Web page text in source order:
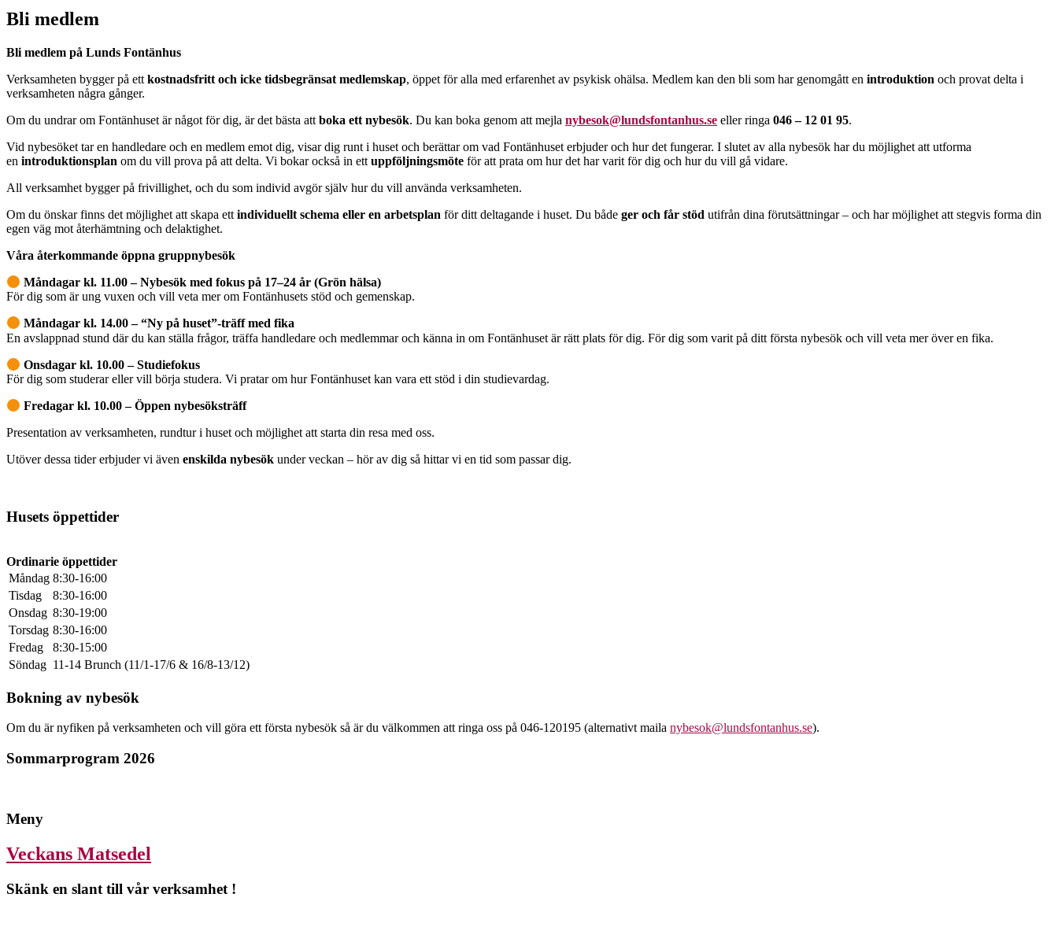
Bli medlem
Bli medlem på Lunds Fontänhus
Verksamheten bygger på ett kostnadsfritt och icke tidsbegränsat medlemskap, öppet för alla med erfarenhet av psykisk ohälsa. Medlem kan den bli som har genomgått en introduktion och provat delta i
verksamheten några gånger.
Om du undrar om Fontänhuset är något för dig, är det bästa att boka ett nybesök. Du kan boka genom att mejla nybesok@lundsfontanhus.se eller ringa 046 – 12 01 95.
Vid nybesöket tar en handledare och en medlem emot dig, visar dig runt i huset och berättar om vad Fontänhuset erbjuder och hur det fungerar. I slutet av alla nybesök har du möjlighet att utforma
en introduktionsplan om du vill prova på att delta. Vi bokar också in ett uppföljningsmöte för att prata om hur det har varit för dig och hur du vill gå vidare.
All verksamhet bygger på frivillighet, och du som individ avgör själv hur du vill använda verksamheten.
Om du önskar finns det möjlighet att skapa ett individuellt schema eller en arbetsplan för ditt deltagande i huset. Du både ger och får stöd utifrån dina förutsättningar – och har möjlighet att stegvis forma din
egen väg mot återhämtning och delaktighet.
Våra återkommande öppna gruppnybesök
Måndagar kl. 11.00 – Nybesök med fokus på 17–24 år (Grön hälsa)
För dig som är ung vuxen och vill veta mer om Fontänhusets stöd och gemenskap.
Måndagar kl. 14.00 – “Ny på huset”-träff med fika
En avslappnad stund där du kan ställa frågor, träffa handledare och medlemmar och känna in om Fontänhuset är rätt plats för dig. För dig som varit på ditt första nybesök och vill veta mer över en fika.
Onsdagar kl. 10.00 – Studiefokus
För dig som studerar eller vill börja studera. Vi pratar om hur Fontänhuset kan vara ett stöd i din studievardag.
Fredagar kl. 10.00 – Öppen nybesöksträff
Presentation av verksamheten, rundtur i huset och möjlighet att starta din resa med oss.
Utöver dessa tider erbjuder vi även enskilda nybesök under veckan – hör av dig så hittar vi en tid som passar dig.
Husets öppettider
Ordinarie öppettider
Måndag 8:30-16:00
Tisdag
8:30-16:00
Onsdag 8:30-19:00
Torsdag 8:30-16:00
Fredag
8:30-15:00
Söndag 11-14 Brunch (11/1-17/6 & 16/8-13/12)
Bokning av nybesök
Om du är nyfiken på verksamheten och vill göra ett första nybesök så är du välkommen att ringa oss på 046-120195 (alternativt maila nybesok@lundsfontanhus.se).
Sommarprogram 2026
Meny
Veckans Matsedel
Skänk en slant till vår verksamhet !